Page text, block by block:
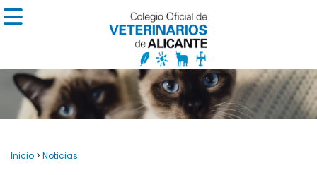
Inicio > Noticias